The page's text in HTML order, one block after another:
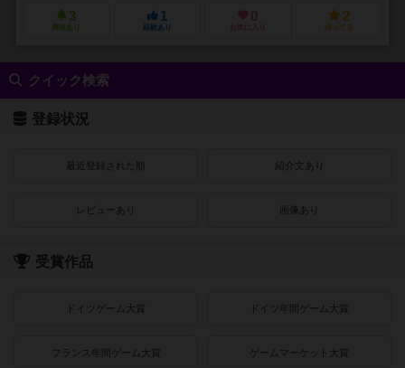
3
興味あり
1
経験あり
0
お気に入り
2
持ってる
クイック検索
登録状況
最近登録された順 紹介文あり
レビューあり 画像あり
受賞作品
ドイツゲーム大賞 ドイツ年間ゲーム大賞
フランス年間ゲーム大賞 ゲームマーケット大賞